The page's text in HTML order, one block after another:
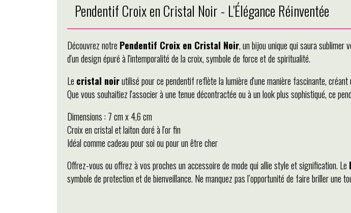
Pendentif Croix en Cristal Noir - L'Élégance Réinventée
Découvrez notre Pendentif Croix en Cristal Noir, un bijou unique qui saura
d'un design épuré à l'intemporalité de la croix, symbole de force et de spiritualité.
Le cristal noirutilisé pour ce pendentif reflète la lumière d'une manière fascinante,
Que vous souhaitiez l'associer à une tenue décontractée ou à un look plus sophistiqué, ce
Dimensions : 7 cm x 4,6 cm
Croix en cristal et laiton doré à l'or fin
Idéal comme cadeau pour soi ou pour un être cher
Offrez-vous ou offrez à vos proches un accessoire de mode qui allie style et signification. Le
symbole de protection et de bienveillance. Ne manquez pas l’opportunité de faire briller une